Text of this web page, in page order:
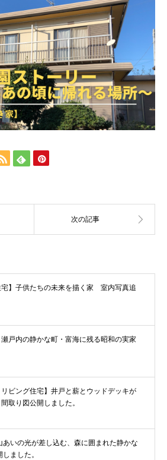
宅】子供たちの未来を描く家 室内写真追
瀬戸内の静かな町・富海に残る昭和の実家
リビング住宅】井戸と薪とウッドデッキが
取り図公開しました。
あいの光が差し込む、森に囲まれた静かな
ました。